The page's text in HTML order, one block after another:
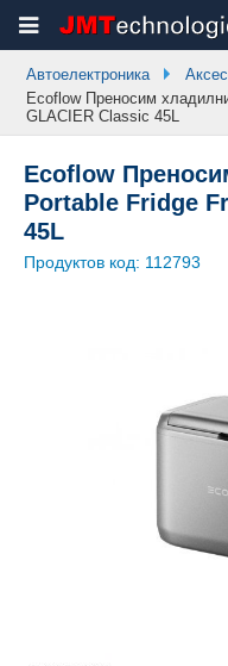
Автоелектроника
Ecoflow Преносим
GLACIER Classic 45L
Ecoflow
Portable Fridge
45L
Продуктов код: 112793